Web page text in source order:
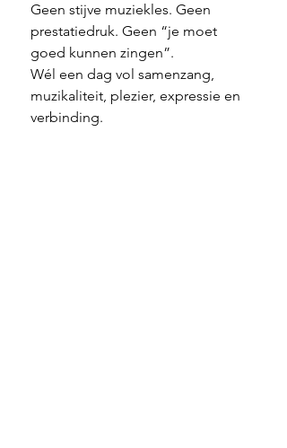
Geen stijve muziekles. Geen
prestatiedruk. Geen “je moet
goed kunnen zingen”.
Wél een dag vol samenzang,
muzikaliteit, plezier, expressie en
verbinding.